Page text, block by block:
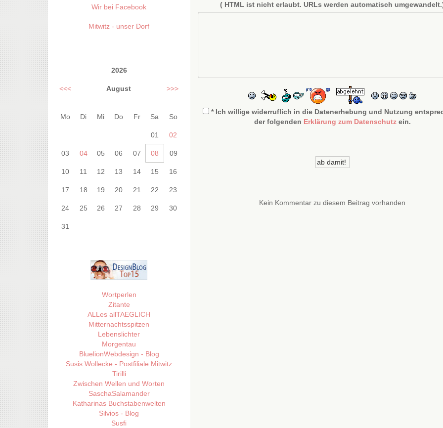
( HTML ist nicht erlaubt. URLs werden automatisch
* Ich willige widerruflich in die Datenerhebung und Nutzung
der folgenden Erklärung zum Datenschutzein.
Kein Kommentar zu diesem Beitrag vorhanden
Wir bei Facebook
Mitwitz - unser Dorf
2026
<<< August >>>
Mo Di Mi Do Fr Sa So
01 02
03 04 05 06 07 08 09
10 11 12 13 14 15 16
17 18 19 20 21 22 23
24 25 26 27 28 29 30
31
Wortperlen
Zitante
ALLes allTAEGLICH
Mitternachtsspitzen
Lebenslichter
Morgentau
BluelionWebdesign - Blog
Susis Wollecke - Postfiliale Mitwitz
Tirilli
Zwischen Wellen und Worten
SaschaSalamander
Katharinas Buchstabenwelten
Silvios - Blog
Susfi